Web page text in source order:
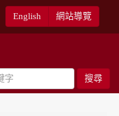
English 網站導覽
搜尋